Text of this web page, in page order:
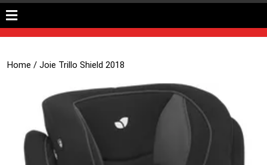
Home / Joie Trillo Shield 2018